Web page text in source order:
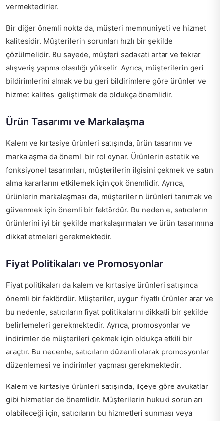
vermektedirler.
Bir diğer önemli nokta da, müşteri memnuniyeti ve hizmet
kalitesidir. Müşterilerin sorunları hızlı bir şekilde
çözülmelidir. Bu sayede, müşteri sadakati artar ve tekrar
alışveriş yapma olasılığı yükselir. Ayrıca, müşterilerin geri
bildirimlerini almak ve bu geri bildirimlere göre ürünler ve
hizmet kalitesi geliştirmek de oldukça önemlidir.
Ürün Tasarımı ve Markalaşma
Kalem ve kırtasiye ürünleri satışında, ürün tasarımı ve
markalaşma da önemli bir rol oynar. Ürünlerin estetik ve
fonksiyonel tasarımları, müşterilerin ilgisini çekmek ve satın
alma kararlarını etkilemek için çok önemlidir. Ayrıca,
ürünlerin markalaşması da, müşterilerin ürünleri tanımak ve
güvenmek için önemli bir faktördür. Bu nedenle, satıcıların
ürünlerini iyi bir şekilde markalaşırmaları ve ürün tasarımına
dikkat etmeleri gerekmektedir.
Fiyat Politikaları ve Promosyonlar
Fiyat politikaları da kalem ve kırtasiye ürünleri satışında
önemli bir faktördür. Müşteriler, uygun fiyatlı ürünler arar ve
bu nedenle, satıcıların fiyat politikalarını dikkatli bir şekilde
belirlemeleri gerekmektedir. Ayrıca, promosyonlar ve
indirimler de müşterileri çekmek için oldukça etkili bir
araçtır. Bu nedenle, satıcıların düzenli olarak promosyonlar
düzenlemesi ve indirimler yapması gerekmektedir.
Kalem ve kırtasiye ürünleri satışında, ilçeye göre avukatlar
gibi hizmetler de önemlidir. Müşterilerin hukuki sorunları
olabileceği için, satıcıların bu hizmetleri sunması veya